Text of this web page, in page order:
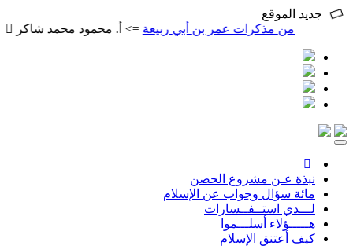
جديد الموقع
من مذكرات عمر بن أبي ربيعة => أ. محمود محمد شاكر
Toggle
navigation
نبذة عـن مشروع الحصن
مائة سؤال وجواب عن الإسلام
لـــدي استــفــسارات
هـــــؤلاء أسلـــموا
كيف أعتنق الإسلام